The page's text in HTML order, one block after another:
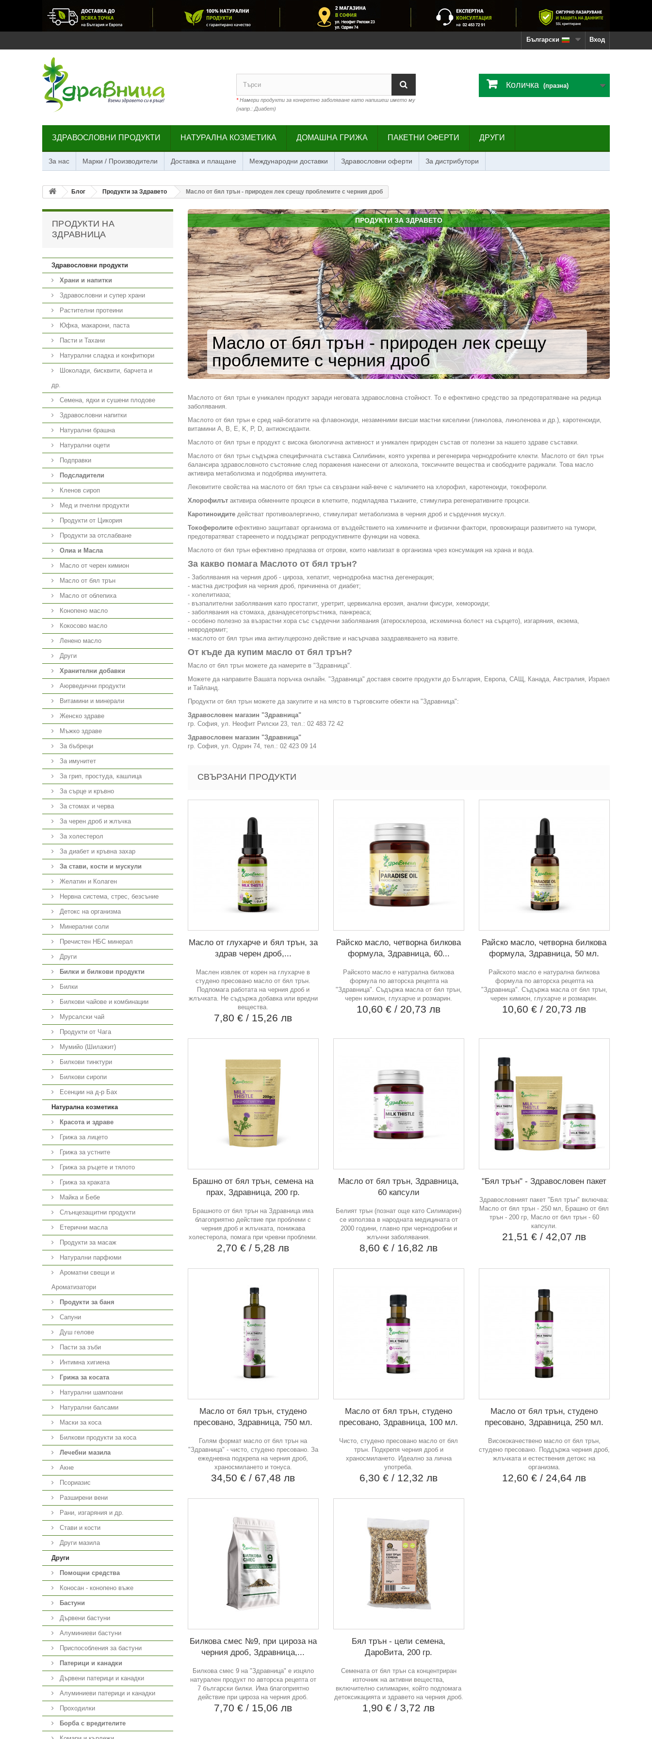
Вход
Български
*Намери продукти за конкретно заболяване като напишеш името му
(напр.: Диабет)
Количка (празна)
ЗДРАВОСЛОВНИ ПРОДУКТИ НАТУРАЛНА КОЗМЕТИКА ДОМАШНА ГРИЖА ПАКЕТНИ ОФЕРТИ ДРУГИ
За нас Марки / Производители Доставка и плащане Международни доставки Здравословни оферти За дистрибутори
Блог Продукти за Здравето Масло от бял трън - природен лек срещу проблемите с черния дроб
ПРОДУКТИ НА
ЗДРАВНИЦА
Здравословни продукти
Храни и напитки
Здравословни и супер храни
Растителни протеини
Юфка, макарони, паста
Пасти и Тахани
Натурални сладка и конфитюри
Шоколади, бисквити, барчета и
др.
Семена, ядки и сушени плодове
Здравословни напитки
Натурални брашна
Натурални оцети
Подправки
Подсладители
Кленов сироп
Мед и пчелни продукти
Продукти от Цикория
Продукти за отслабване
Олиа и Масла
Масло от черен кимион
Масло от бял трън
Масло от облепиха
Конопено масло
Кокосово масло
Ленено масло
Други
Хранителни добавки
Аюрведични продукти
Витамини и минерали
Женско здраве
Мъжко здраве
За бъбреци
За имунитет
За грип, простуда, кашлица
За сърце и кръвно
За стомах и черва
За черен дроб и жлъчка
За холестерол
За диабет и кръвна захар
За стави, кости и мускули
Желатин и Колаген
Нервна система, стрес, безсъние
Детокс на организма
Минерални соли
Пречистен НБС минерал
Други
Билки и билкови продукти
Билки
Билкови чайове и комбинации
Мурсалски чай
Продукти от Чага
Мумийо (Шилажит)
Билкови тинктури
Билкови сиропи
Есенции на д-р Бах
Натурална козметика
Красота и здраве
Грижа за лицето
Грижа за устните
Грижа за ръцете и тялото
Грижа за краката
Майка и Бебе
Слънцезащитни продукти
Етерични масла
Продукти за масаж
Натурални парфюми
Ароматни свещи и
Ароматизатори
Продукти за баня
Сапуни
Душ гелове
Пасти за зъби
Интимна хигиена
Грижа за косата
Натурални шампоани
Натурални балсами
Маски за коса
Билкови продукти за коса
Лечебни мазила
Акне
Псориазис
Разширени вени
Рани, изгаряния и др.
Стави и кости
Други мазила
Други
Помощни средства
Коносан - конопено въже
Бастуни
Дървени бастуни
Алуминиеви бастуни
Приспособления за бастуни
Патерици и канадки
Дървени патерици и канадки
Алуминиеви патерици и канадки
Проходилки
Борба с вредителите
Масло от бял трън - природен лек срещу
проблемите с черния дроб
ПРОДУКТИ ЗА ЗДРАВЕТО
Маслото от бял трън е уникален продукт заради неговата здравословна стойност. То е ефективно средство за предотвратяване на редица
заболявания.
Маслото от бял трън е сред най-богатите на флавоноиди, незаменими висши мастни киселини (линолова, линоленова и др.), каротеноиди,
витамини А, B, E, K, P, D, антиоксиданти.
Маслото от бял трън е продукт с висока биологична активност и уникален природен състав от полезни за нашето здраве съставки.
Маслото от бял трън съдържа специфичната съставка Силибинин, която укрепва и регенерира чернодробните клекти. Маслото от бял трън
балансира здравословното състояние след поражения нанесени от алкохола, токсичните вещества и свободните радикали. Това масло
активира метаболизма и подобрява имунитета.
Лековитите свойства на маслото от бял трън са свързани най-вече с наличието на хлорофил, каротеноиди, токофероли.
Хлорофилът активира обменните процеси в клетките, подмладява тъканите, стимулира регенеративните процеси.
Каротиноидите действат противоалергично, стимулират метаболизма в черния дроб и сърдечния мускул.
Токоферолите ефективно защитават организма от въздействието на химичните и физични фактори, провокиращи развитието на тумори,
предотвратяват стареенето и поддържат репродуктивните функции на човека.
Маслото от бял трън ефективно предпазва от отрови, които навлизат в организма чрез консумация на храна и вода.
За какво помага Маслото от бял трън?
- Заболявания на черния дроб - цироза, хепатит, чернодробна мастна дегенерация;
- мастна дистрофия на черния дроб, причинена от диабет;
- холелитиаза;
- възпалителни заболявания като простатит, уретрит, цервикална ерозия, анални фисури, хемороиди;
- заболявания на стомаха, дванадесетопръстника, панкреаса;
- особено полезно за възрастни хора със сърдечни заболявания (атеросклероза, исхемична болест на сърцето), изгаряния, екзема,
невродермит;
- маслото от бял трън има антиулцерозно действие и насърчава заздравяването на язвите.
От къде да купим масло от бял трън?
Масло от бял трън можете да намерите в "Здравница".
Можете да направите Вашата поръчка онлайн. "Здравница" доставя своите продукти до България, Европа, САЩ, Канада, Австралия, Израел
и Тайланд.
Продукти от бял трън можете да закупите и на място в търговските обекти на "Здравница":
Здравословен магазин "Здравница"
гр. София, ул. Неофит Рилски 23, тел.: 02 483 72 42
Здравословен магазин "Здравница"
гр. София, ул. Одрин 74, тел.: 02 423 09 14
СВЪРЗАНИ ПРОДУКТИ
Масло от глухарче и бял трън, за
здрав черен дроб,...
Маслен извлек от корен на глухарче в
студено пресовано масло от бял трън.
Подпомага работата на черния дроб и
жлъчката. Не съдържа добавка или вредни
вещества.
7,80 €/ 15,26 лв
Райско масло, четворна билкова
формула, Здравница, 60...
Райското масло е натурална билкова
формула по авторска рецепта на
"Здравница". Съдържа масла от бял трън,
черен кимион, глухарче и розмарин.
10,60 €/ 20,73 лв
Райско масло, четворна билкова
формула, Здравница, 50 мл.
Райското масло е натурална билкова
формула по авторска рецепта на
"Здравница". Съдържа масла от бял трън,
черен кимион, глухарче и розмарин.
10,60 €/ 20,73 лв
Брашно от бял трън, семена на
прах, Здравница, 200 гр.
Брашното от бял трън на Здравница има
благоприятно действие при проблеми с
черния дроб и жлъчката, понижава
холестерола, помага при чревни проблеми.
2,70 €/ 5,28 лв
Масло от бял трън, Здравница,
60 капсули
Белият трън (познат още като Силимарин)
се използва в народната медицината от
2000 години, главно при чернодробни и
жлъчни заболявания.
8,60 €/ 16,82 лв
"Бял трън" - Здравословен пакет
Здравословният пакет "Бял трън" включва:
Масло от бял трън - 250 мл, Брашно от бял
трън - 200 гр, Масло от бял трън - 60
капсули.
21,51 €/ 42,07 лв
Масло от бял трън, студено
пресовано, Здравница, 750 мл.
Голям формат масло от бял трън на
"Здравница" - чисто, студено пресовано. За
ежедневна подкрепа на черния дроб,
храносмилането и тонуса.
34,50 €/ 67,48 лв
Масло от бял трън, студено
пресовано, Здравница, 100 мл.
Чисто, студено пресовано масло от бял
трън. Подкрепя черния дроб и
храносмилането. Идеално за лична
употреба.
6,30 €/ 12,32 лв
Масло от бял трън, студено
пресовано, Здравница, 250 мл.
Висококачествено масло от бял трън,
студено пресовано. Поддържа черния дроб,
жлъчката и естествения детокс на
организма.
12,60 €/ 24,64 лв
Билкова смес №9, при цироза на
черния дроб, Здравница,...
Билкова смес 9 на "Здравница" е изцяло
натурален продукт по авторска рецепта от
7 български билки. Има благоприятно
действие при цироза на черния дроб.
7,70 €/ 15,06 лв
Бял трън - цели семена,
ДароВита, 200 гр.
Семената от бял трън са концентриран
източник на активни вещества,
включително силимарин, който подпомага
детоксикацията и здравето на черния дроб.
1,90 €/ 3,72 лв